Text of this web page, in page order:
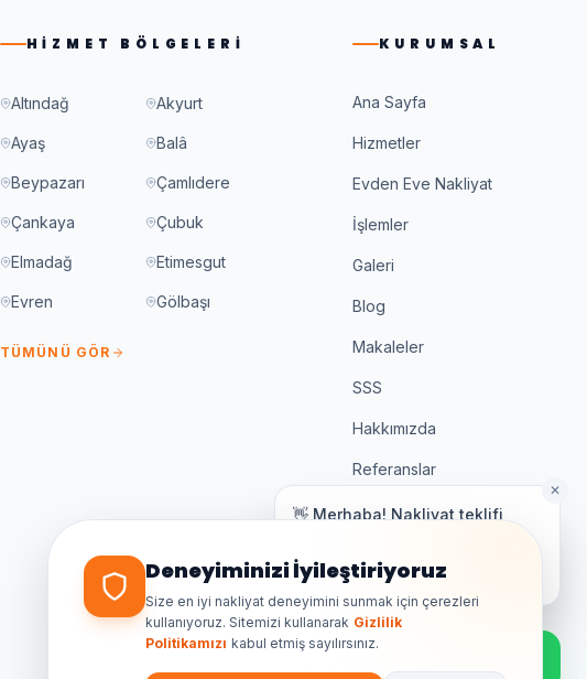
HIZMET BÖLGELERI
Altındağ Akyurt
Ayaş Balâ
Beypazarı Çamlıdere
Çankaya Çubuk
Elmadağ Etimesgut
Evren Gölbaşı
TÜMÜNÜ GÖR
KURUMSAL
Ana Sayfa
Hizmetler
Evden Eve Nakliyat
İşlemler
Galeri
Blog
Makaleler
SSS
Hakkımızda
Referanslar
İletişim
%100 Sigortalı
K3 Belgeli
7/24 Destek
Deneyiminizi İyileştiriyoruz
Size en iyi nakliyat deneyimini sunmak için çerezleri
kullanıyoruz. Sitemizi kullanarak Gizlilik
Politikamızı kabul etmiş sayılırsınız.
✕
👋 Merhaba! Nakliyat teklifi
Genellikle birkaç dakika içinde yanıt
veriyoruz.